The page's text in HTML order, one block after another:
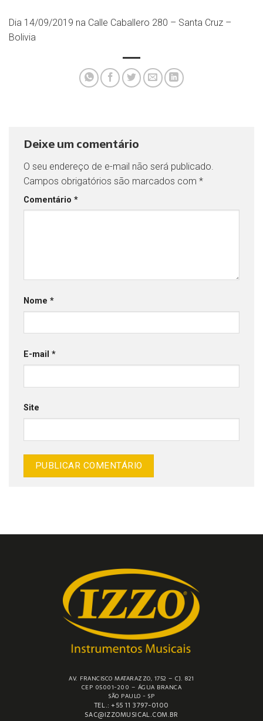
Dia 14/09/2019 na Calle Caballero 280 – Santa Cruz –
Bolivia
Deixe um comentário
O seu endereço de e-mail não será publicado.
Campos obrigatórios são marcados com *
Comentário *
Nome *
E-mail *
Site
AV. FRANCISCO MATARAZZO, 1752 – CJ. 821
CEP 05001-200 – ÁGUA BRANCA
SÃO PAULO - SP
TEL.: +55 11 3797-0100
SAC@IZZOMUSICAL.COM.BR